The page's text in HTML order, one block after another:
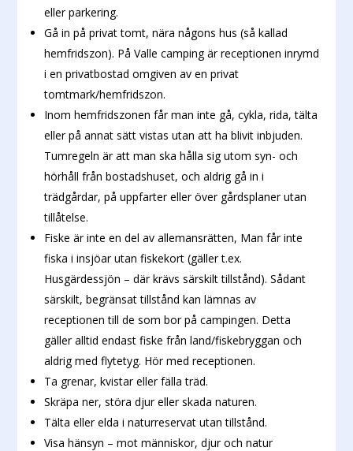
eller parkering.
Gå in på privat tomt, nära någons hus (så kallad
hemfridszon). På Valle camping är receptionen inrymd
i en privatbostad omgiven av en privat
tomtmark/hemfridszon.
Inom hemfridszonen får man inte gå, cykla, rida, tälta
eller på annat sätt vistas utan att ha blivit inbjuden.
Tumregeln är att man ska hålla sig utom syn- och
hörhåll från bostadshuset, och aldrig gå in i
trädgårdar, på uppfarter eller över gårdsplaner utan
tillåtelse.
Fiske är inte en del av allemansrätten, Man får inte
fiska i insjöar utan fiskekort (gäller t.ex.
Husgärdessjön – där krävs särskilt tillstånd). Sådant
särskilt, begränsat tillstånd kan lämnas av
receptionen till de som bor på campingen. Detta
gäller alltid endast fiske från land/fiskebryggan och
aldrig med flytetyg. Hör med receptionen.
Ta grenar, kvistar eller fälla träd.
Skräpa ner, störa djur eller skada naturen.
Tälta eller elda i naturreservat utan tillstånd.
Visa hänsyn – mot människor, djur och natur